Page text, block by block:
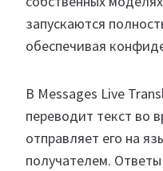
запускаются
обеспечивая
В Messages Live
переводит текст во
отправляет его на
получателем.